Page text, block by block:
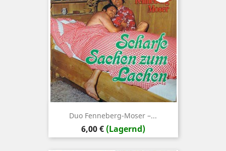
Duo Fenneberg-Moser –...
Preis
6,00 € (Lagernd)